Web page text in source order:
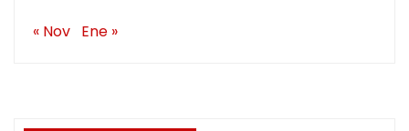
« Nov Ene »